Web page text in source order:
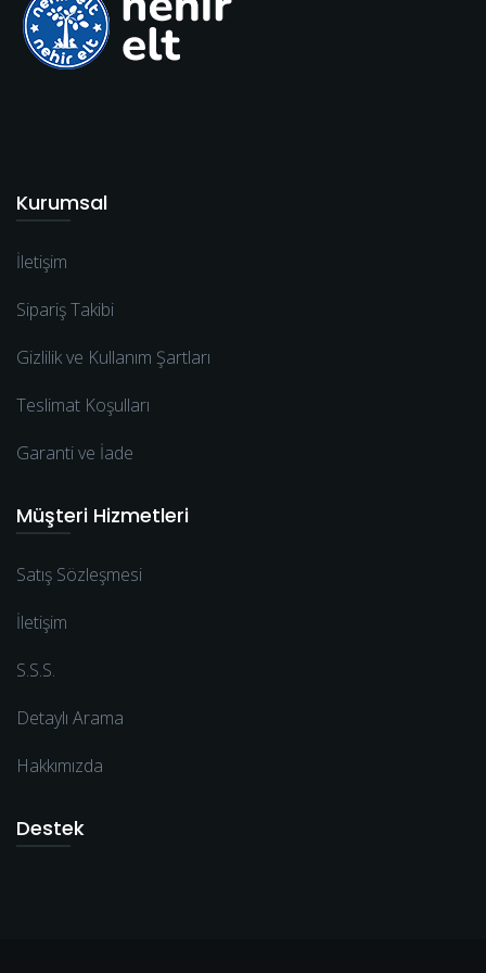
Kurumsal
İletişim
Sipariş Takibi
Gizlilik ve Kullanım Şartları
Teslimat Koşulları
Garanti ve İade
Müşteri Hizmetleri
Satış Sözleşmesi
İletişim
S.S.S.
Detaylı Arama
Hakkımızda
Destek